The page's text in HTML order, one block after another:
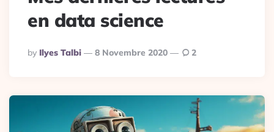
en data science
Posted
By
By Ilyes Talbi 8 Novembre 2020 2